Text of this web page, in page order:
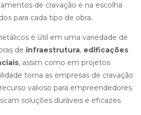
de cravação e na escolha
para cada tipo de obra.
é útil em uma variedade de
de infraestrutura, edificações
, assim como em projetos
torna as empresas de cravação
valioso para empreendedores
soluções duráveis e eficazes